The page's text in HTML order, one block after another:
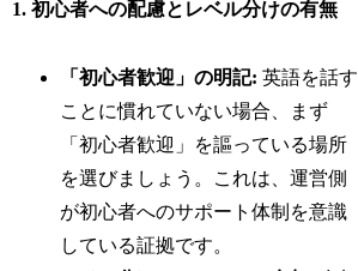
1. 初心者への配慮とレベル分けの有無
「初心者歓迎」の明記: 英語を話す
ことに慣れていない場合、まず
「初心者歓迎」を謳っている場所
を選びましょう。これは、運営側
が初心者へのサポート体制を意識
している証拠です。